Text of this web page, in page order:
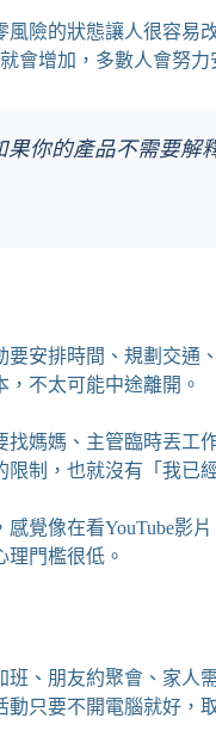
險的狀態讓人很容易
會增加，多數人會努力
你的產品不需要解
安排時間、規劃交通
不太可能中途離開。
媽媽、主管臨時丟工
制，也就沒有「我已
覺像在看YouTube影
門檻很低。
、朋友約聚會、家人
只要不開電腦就好，